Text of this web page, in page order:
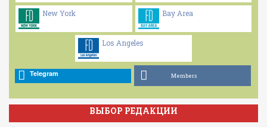
New York Bay Area
Los Angeles
Telegram Members
ВЫБОР РЕДАКЦИИ